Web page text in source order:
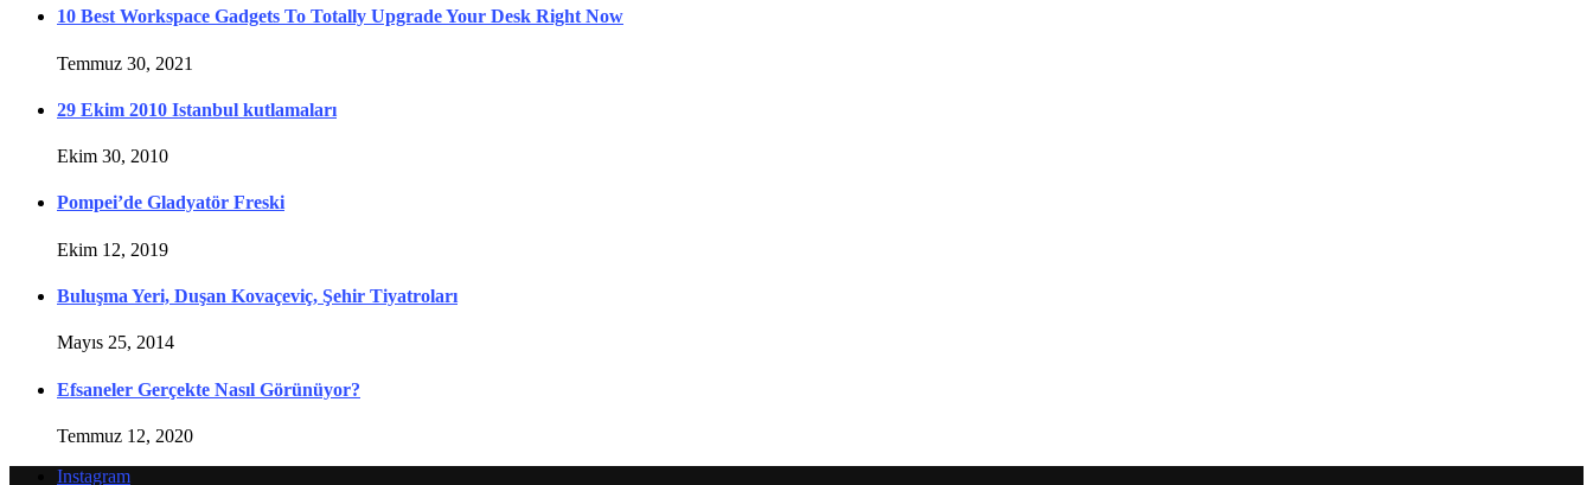
10 Best Workspace Gadgets To Totally Upgrade Your Desk Right Now
Temmuz 30, 2021
29 Ekim 2010 Istanbul kutlamaları
Ekim 30, 2010
Pompei’de Gladyatör Freski
Ekim 12, 2019
Buluşma Yeri, Duşan Kovaçeviç, Şehir Tiyatroları
Mayıs 25, 2014
Efsaneler Gerçekte Nasıl Görünüyor?
Temmuz 12, 2020
Instagram